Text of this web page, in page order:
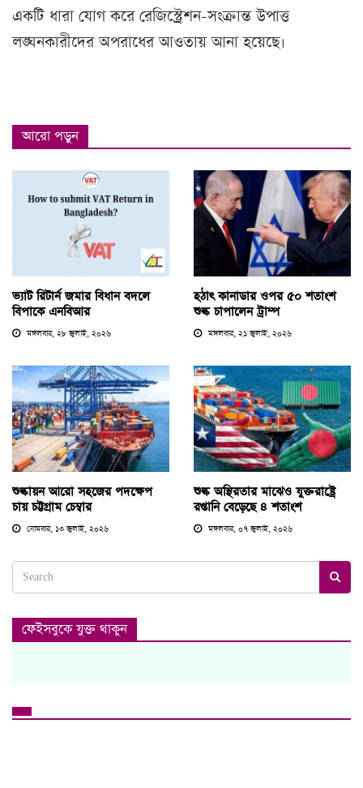
একটি ধারা যোগ করে রেজিস্ট্রেশন-সংক্রান্ত উপাত্ত
লঙ্ঘনকারীদের অপরাধের আওতায় আনা হয়েছে।
আরো পড়ুন
ভ্যাট রিটার্ন জমার বিধান বদলে
বিপাকে এনবিআর
মঙ্গলবার, ২৮ জুলাই, ২০২৬
হঠাৎ কানাডার ওপর ৫০ শতাংশ
শুল্ক চাপালেন ট্রাম্প
মঙ্গলবার, ২১ জুলাই, ২০২৬
শুল্কায়ন আরো সহজের পদক্ষেপ
চায় চট্টগ্রাম চেম্বার
সোমবার, ১৩ জুলাই, ২০২৬
শুল্ক অস্থিরতার মাঝেও যুক্তরাষ্ট্রে
রপ্তানি বেড়েছে ৪ শতাংশ
মঙ্গলবার, ০৭ জুলাই, ২০২৬
ফেইসবুকে যুক্ত থাকুন